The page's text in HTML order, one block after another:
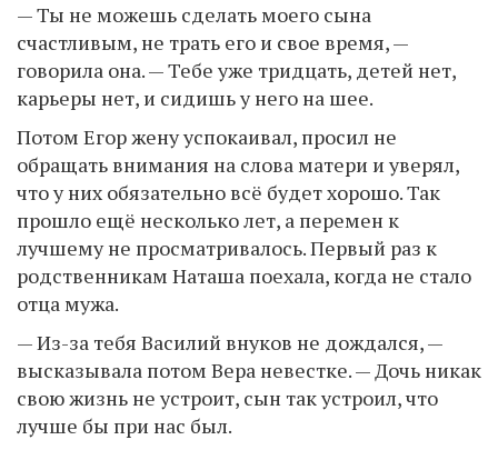
— Ты не можешь сделать моего сына
счастливым, не трать его и свое время, —
говорила она. — Тебе уже тридцать, детей нет,
карьеры нет, и сидишь у него на шее.
Потом Егор жену успокаивал, просил не
обращать внимания на слова матери и уверял,
что у них обязательно всё будет хорошо. Так
прошло ещё несколько лет, а перемен к
лучшему не просматривалось. Первый раз к
родственникам Наташа поехала, когда не стало
отца мужа.
— Из-за тебя Василий внуков не дождался, —
высказывала потом Вера невестке. — Дочь никак
свою жизнь не устроит, сын так устроил, что
лучше бы при нас был.